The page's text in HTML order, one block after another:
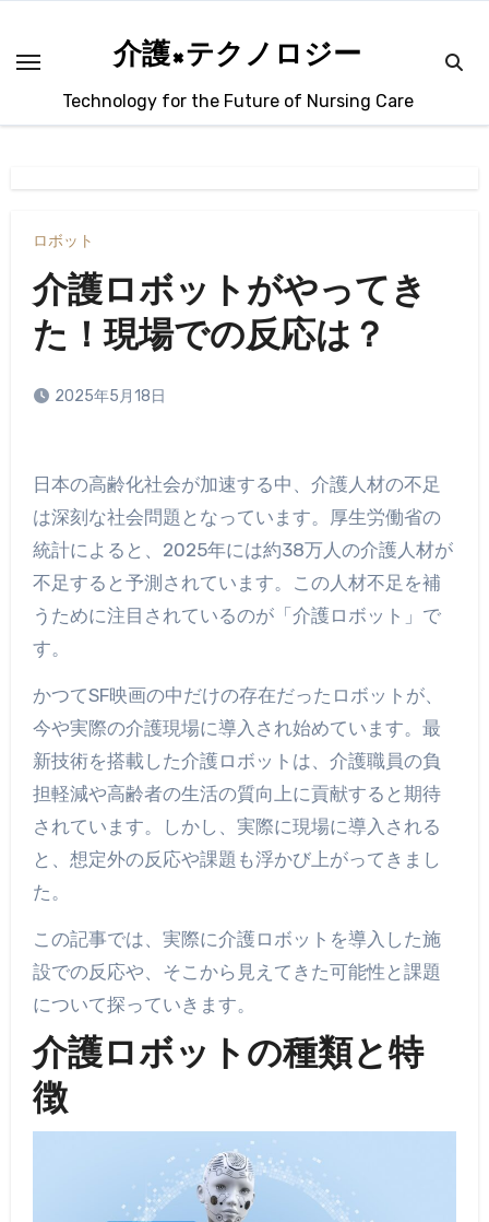
介護×テクノロジー
Technology for the Future of Nursing Care
ロボット
介護ロボットがやってき
た！現場での反応は？
2025年5月18日
日本の高齢化社会が加速する中、介護人材の不足
は深刻な社会問題となっています。厚生労働省の
統計によると、2025年には約38万人の介護人材が
不足すると予測されています。この人材不足を補
うために注目されているのが「介護ロボット」で
す。
かつてSF映画の中だけの存在だったロボットが、
今や実際の介護現場に導入され始めています。最
新技術を搭載した介護ロボットは、介護職員の負
担軽減や高齢者の生活の質向上に貢献すると期待
されています。しかし、実際に現場に導入される
と、想定外の反応や課題も浮かび上がってきまし
た。
この記事では、実際に介護ロボットを導入した施
設での反応や、そこから見えてきた可能性と課題
について探っていきます。
介護ロボットの種類と特
徴